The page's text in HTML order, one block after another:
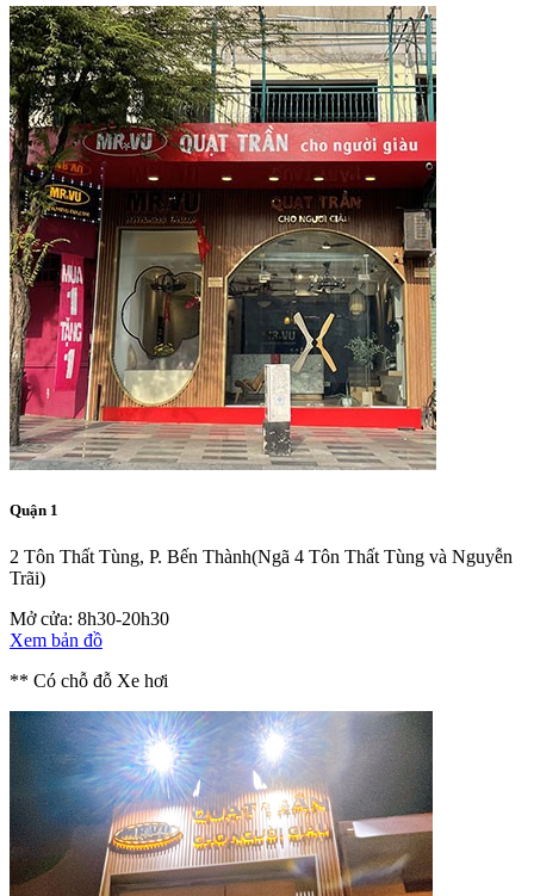
Quận 1
2 Tôn Thất Tùng, P. Bến Thành(Ngã 4 Tôn Thất Tùng và Nguyễn
Trãi)
Mở cửa: 8h30-20h30
Xem bản đồ
** Có chỗ đỗ Xe hơi